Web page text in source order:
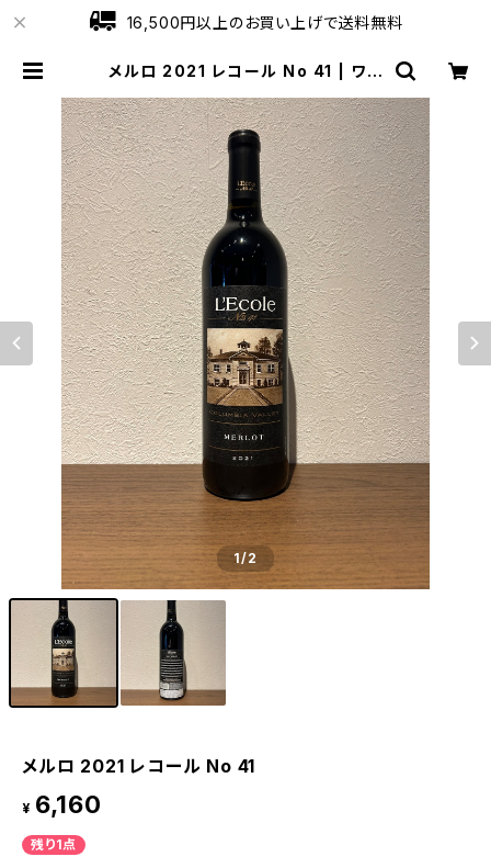
16,500円以上のお買い上げで送料無料
メルロ 2021 レコール No 41 | ワイ
1/2
メルロ 2021 レコール No 41
¥ 6,160
残り1点